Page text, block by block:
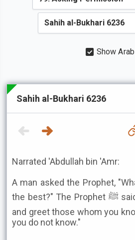
Show
Sahih al-Bukhari 6236
Narrated 'Abdullah bin 'Amr:
A man asked the Prophet,
the best?" The Prophet ﷺ said, "Feed the people,
and greet those whom you
you do not know."